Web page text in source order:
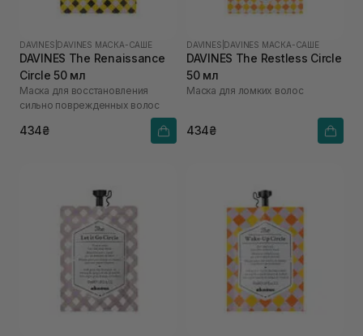
DAVINES DAVINES МАСКА-САШЕ
DAVINES The Renaissance
Circle 50 мл
Маска для восстановления
сильно поврежденных волос
434₴
DAVINES DAVINES МАСКА-САШЕ
DAVINES The Restless Circle
50 мл
Маска для ломких волос
434₴